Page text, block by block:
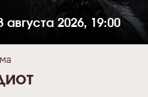
августа 2026, 19:00